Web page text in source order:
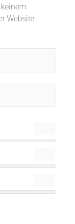
Website